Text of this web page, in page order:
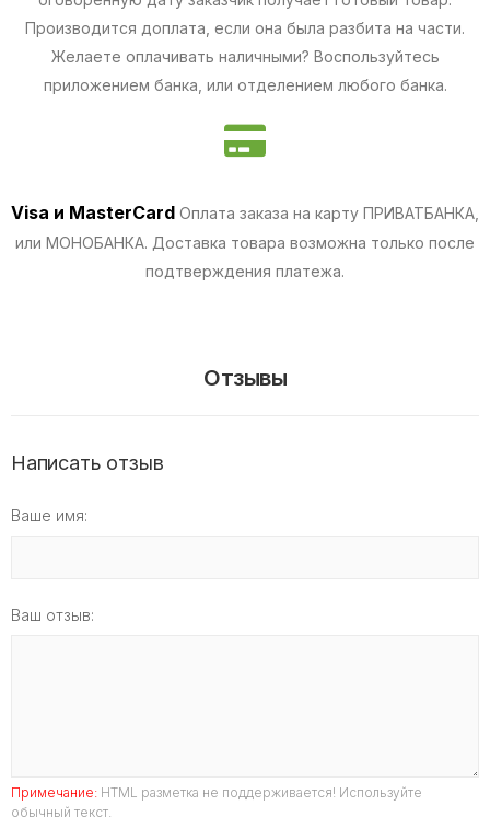
Производится доплата, если она была разбита на части.
Желаете оплачивать наличными? Воспользуйтесь
приложением банка, или отделением любого банка.
Visa и MasterCard Оплата заказа на карту ПРИВАТБАНКА,
или МОНОБАНКА. Доставка товара возможна только после
подтверждения платежа.
Отзывы
Написать отзыв
Ваше имя:
Ваш отзыв:
Примечание: HTML разметка не поддерживается! Используйте
обычный текст.